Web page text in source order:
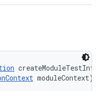
moduleContext)